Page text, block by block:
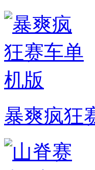
暴爽疯狂